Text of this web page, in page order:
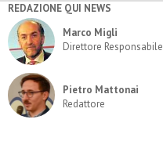
REDAZIONE QUI NEWS
Marco Migli
Direttore Responsabile
Pietro Mattonai
Redattore